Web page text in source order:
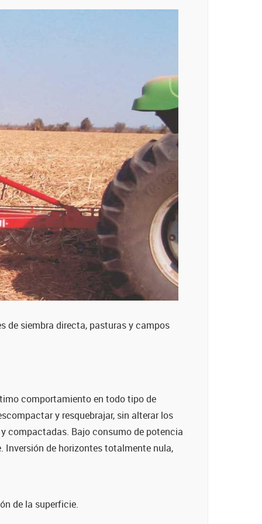
de siembra directa, pasturas y campos
comportamiento en todo tipo de
y resquebrajar, sin alterar los
compactadas. Bajo consumo de potencia
de horizontes totalmente nula,
de la superficie.